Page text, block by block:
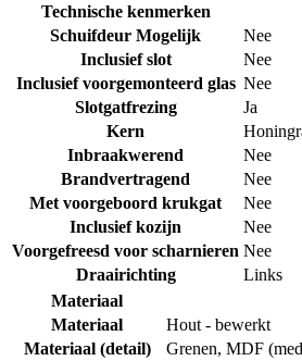
Technische kenmerken
Schuifdeur Mogelijk
Nee
Inclusief slot
Nee
Inclusief voorgemonteerd glas Nee
Slotgatfrezing
Ja
Kern
Inbraakwerend
Nee
Brandvertragend
Nee
Met voorgeboord krukgat
Nee
Inclusief kozijn
Nee
Voorgefreesd voor scharnieren Nee
Draairichting
Links
Materiaal
Materiaal
Hout - bewerkt
Materiaal (detail)
Grenen, MDF